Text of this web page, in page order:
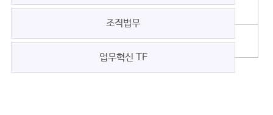
조직법무
업무혁신 TF